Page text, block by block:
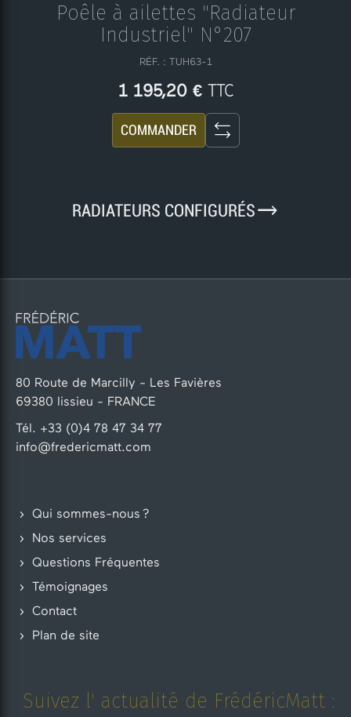
Poêle à ailettes "Radiateur
Industriel" N°207
RÉF. : TUH63-1
1 195,20 € TTC
COMMANDER
RADIATEURS CONFIGURÉS9
80 Route de Marcilly - Les Favières
69380 lissieu - FRANCE
Tél. +33 (0)4 78 47 34 77
info@fredericmatt.com
Qui sommes-nous ?
Nos services
Questions Fréquentes
Témoignages
Contact
Plan de site
Suivez l' actualité de FrédéricMatt :